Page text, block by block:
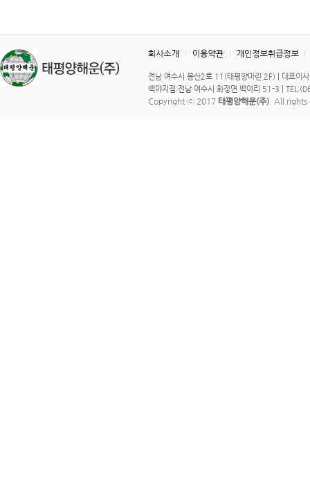
전남 여수시 봉산2로 11(태평양마린 2F) | 대표
백야지점:전남 여수시 화정면 백야리 51-3 |
Copyright ⓒ 2017 태평양해운(주) . All